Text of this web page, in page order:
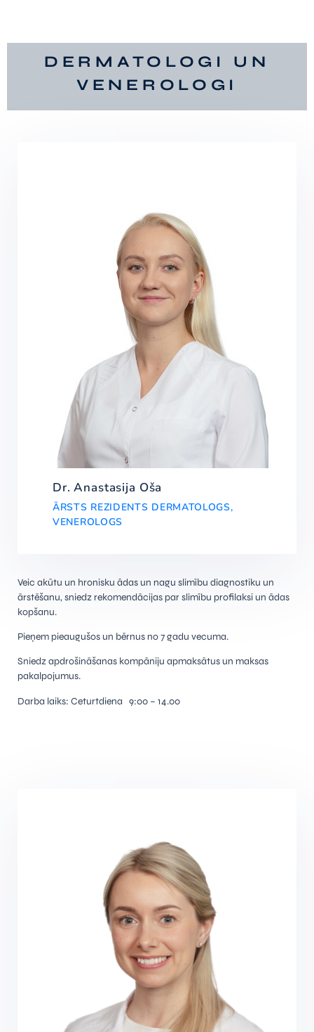
DERMATOLOGI UN
VENEROLOGI
Dr. Anastasija Oša
ĀRSTS REZIDENTS DERMATOLOGS,
VENEROLOGS
Veic akūtu un hronisku ādas un nagu slimību diagnostiku un
ārstēšanu, sniedz rekomendācijas par slimību profilaksi un ādas
kopšanu.
Pieņem pieaugušos un bērnus no 7 gadu vecuma.
Sniedz apdrošināšanas kompāniju apmaksātus un maksas
pakalpojumus.
Darba laiks: Ceturtdiena 9:00 – 14.00